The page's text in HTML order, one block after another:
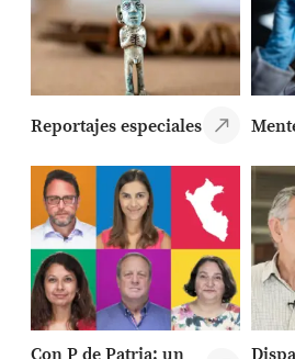
Reportajes especiales
Con P de Patria: un